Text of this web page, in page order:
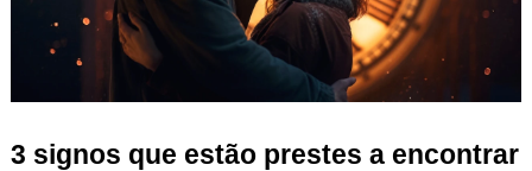
3 signos que estão prestes a encontrar